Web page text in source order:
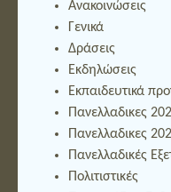
Ανακοινώσεις
Γενικά
Δράσεις
Εκδηλώσεις
Εκπαιδευτικά
Πανελλαδικες
Πανελλαδικες
Πανελλαδικές
Πολιτιστικές